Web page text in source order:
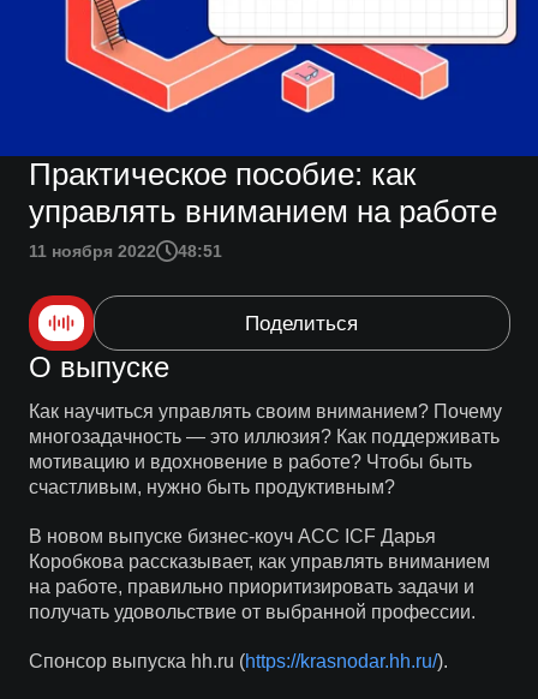
Практическое пособие: как
управлять вниманием на работе
11 ноября 2022 48:51
Поделиться
О выпуске
Как научиться управлять своим вниманием? Почему
многозадачность — это иллюзия? Как поддерживать
мотивацию и вдохновение в работе? Чтобы быть
счастливым, нужно быть продуктивным?
В новом выпуске бизнес-коуч ACC ICF Дарья
Коробкова рассказывает, как управлять вниманием
на работе, правильно приоритизировать задачи и
получать удовольствие от выбранной профессии.
Спонсор выпуска hh.ru (https://krasnodar.hh.ru/).